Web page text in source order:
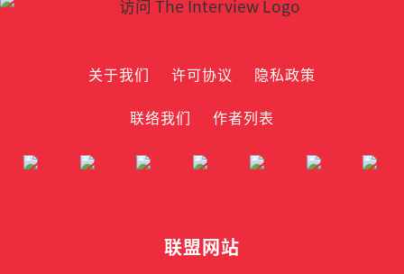
关于我们 许可协议
隐私政策
联络我们
作者列表
联盟网站